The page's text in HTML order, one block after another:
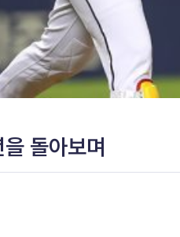
돌아보며